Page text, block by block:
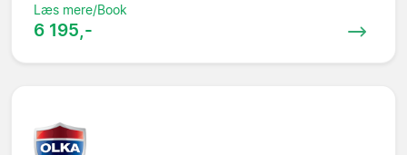
Læs mere/Book
6 195,-